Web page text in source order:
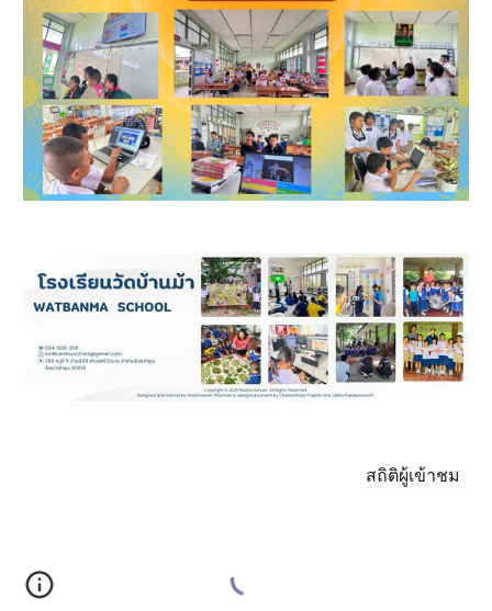
สถิติผู้เข้าชม